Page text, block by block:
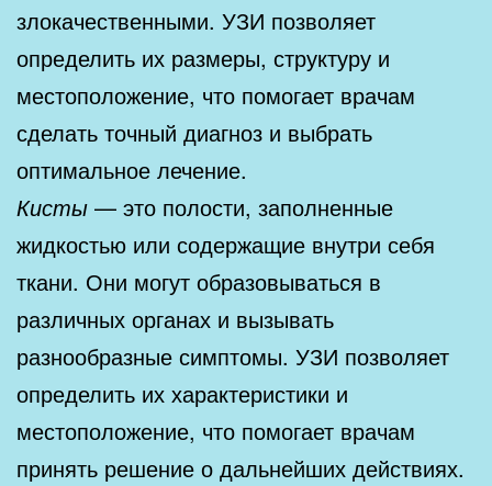
злокачественными. УЗИ позволяет
определить их размеры, структуру и
местоположение, что помогает врачам
сделать точный диагноз и выбрать
оптимальное лечение.
Кисты — это полости, заполненные
жидкостью или содержащие внутри себя
ткани. Они могут образовываться в
различных органах и вызывать
разнообразные симптомы. УЗИ позволяет
определить их характеристики и
местоположение, что помогает врачам
принять решение о дальнейших действиях.